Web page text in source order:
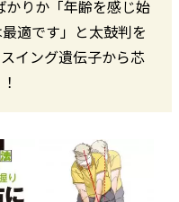
りか「年齢を感じ始
適です」と太鼓判を
イング遺伝子から芯